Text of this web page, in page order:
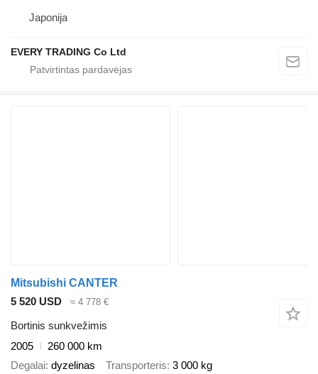
Japonija
EVERY TRADING Co Ltd
Mitsubishi CANTER
5 520 USD
≈ 4 778 €
Bortinis sunkvežimis
2005
260 000 km
Degalai dyzelinas Transporteris 3 000 kg